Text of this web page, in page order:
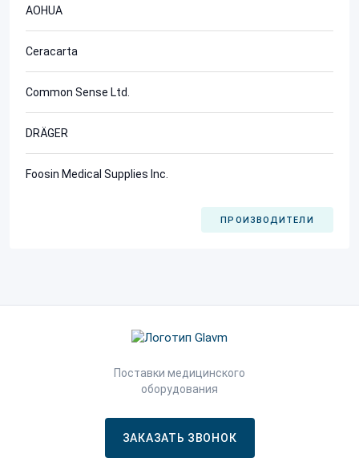
AOHUA
Ceracarta
Common Sense Ltd.
DRÄGER
Foosin Medical Supplies Inc.
ПРОИЗВОДИТЕЛИ
Поставки медицинского
оборудования
ЗАКАЗАТЬ ЗВОНОК